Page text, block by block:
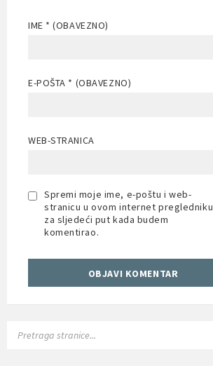
IME * (OBAVEZNO)
E-POŠTA * (OBAVEZNO)
WEB-STRANICA
Spremi moje ime, e-poštu i web-
stranicu u ovom internet pregledniku
za sljedeći put kada budem
komentirao.